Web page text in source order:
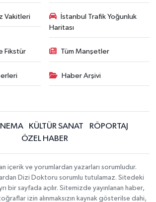
Vakitleri
İstanbul Trafik Yoğunluk
Haritası
Fikstür Tüm Manşetler
Haber Arşivi
KÜLTÜR SANAT
RÖPORTAJ
ÖZEL HABER
içerik ve yorumlardan yazarları sorumludur.
Dizi Doktoru sorumlu tutulamaz. Sitedeki
bir sayfada açılır. Sitemizde yayınlanan haber,
izin alınmaksızın kaynak gösterilse dahi,